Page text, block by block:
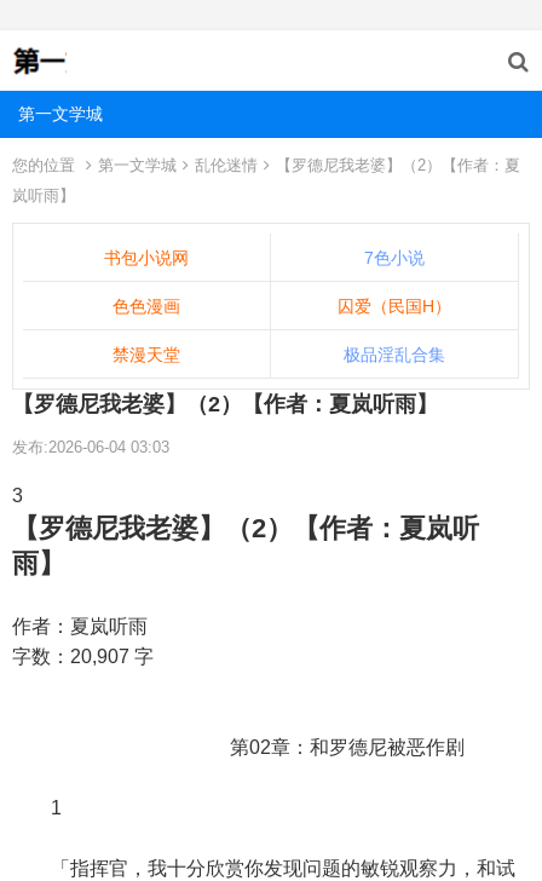
第一文学城
您的位置 第一文学城 乱伦迷情
【罗德尼我老婆】（2）【作者：夏
岚听雨】
书包小说网 7色小说
色色漫画 囚爱（民国H）
禁漫天堂 极品淫乱合集
【罗德尼我老婆】（2）【作者：夏岚听雨】
发布:2026-06-04 03:03
3
【罗德尼我老婆】（2）【作者：夏岚听
雨】
作者：夏岚听雨
字数：20,907 字
第02章：和罗德尼被恶作剧
1
「指挥官，我十分欣赏你发现问题的敏锐观察力，和试